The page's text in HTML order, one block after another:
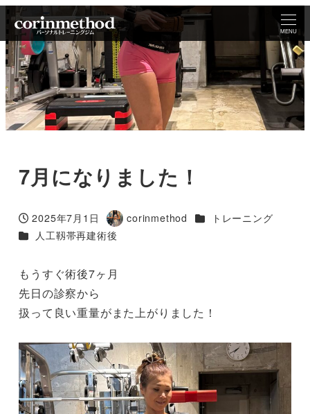
MENU
7月になりました！
投稿日
2025年7月1日
著
者
corinmethod カテゴリー
トレーニング
カテゴリー
人工靱帯再建術後
もうすぐ術後7ヶ月
先日の診察から
扱って良い重量がまた上がりました！